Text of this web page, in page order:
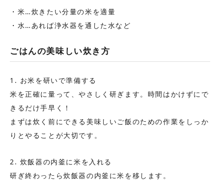
・米…炊きたい分量の米を適量
・水…あれば浄水器を通した水など
ごはんの美味しい炊き方
1. お米を研いで準備する
米を正確に量って、やさしく研ぎます。時間はかけずにで
きるだけ手早く！
まずは炊く前にできる美味しいご飯のための作業をしっか
りとやることが大切です。
2. 炊飯器の内釜に米を入れる
研ぎ終わったら炊飯器の内釜に米を移します。